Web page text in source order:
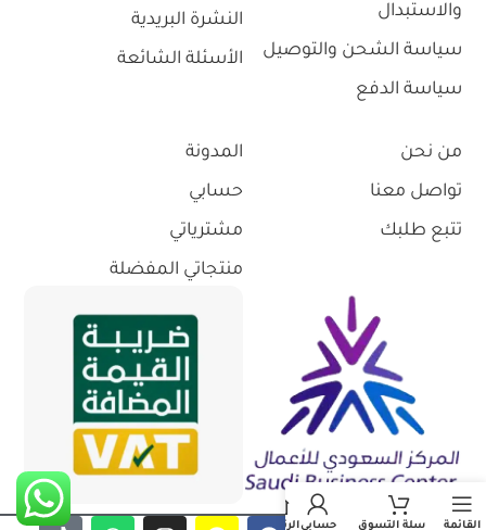
والاستبدال
سياسة الشحن والتوصيل
سياسة الدفع
النشرة البريدية
الأسئلة الشائعة
من نحن
تواصل معنا
تتبع طلبك
المدونة
حسابي
مشترياتي
منتجاتي المفضلة
القائمة سلة التسوق حسابيالرئيسية